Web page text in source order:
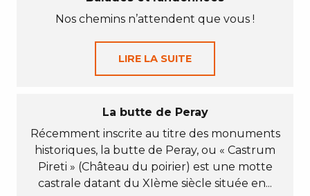
Nos chemins n’attendent que vous !
LIRE LA SUITE
La butte de Peray
Récemment inscrite au titre des monuments
historiques, la butte de Peray, ou « Castrum
Pireti » (Château du poirier) est une motte
castrale datant du XIème siècle située en...